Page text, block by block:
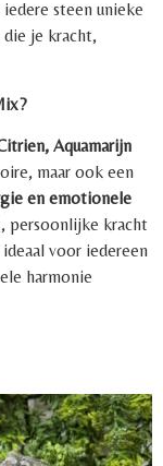
steen unieke
je kracht,
Aquamarijn
maar ook een
en emotionele
persoonlijke kracht
voor iedereen
harmonie